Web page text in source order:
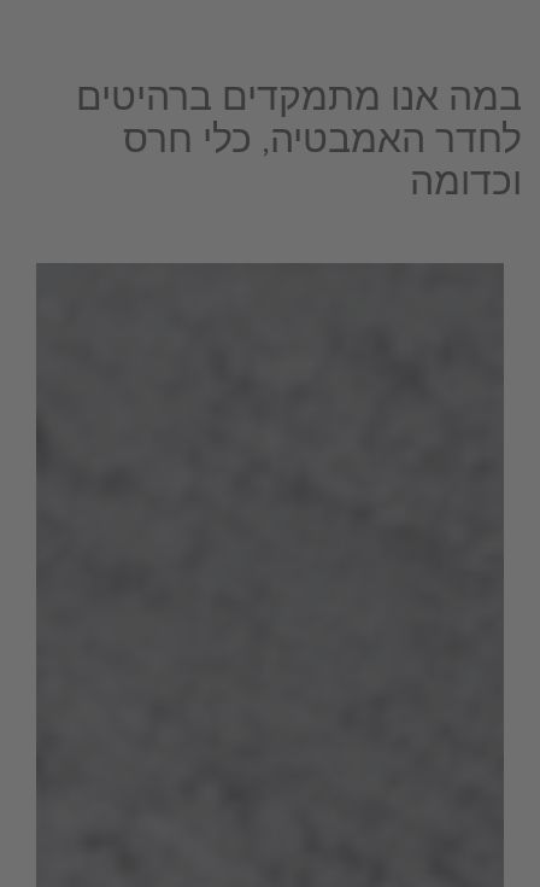
במה אנו מתמקדים ברהיטים
לחדר האמבטיה, כלי חרס
וכדומה